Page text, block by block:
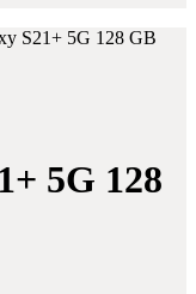
S21+ 5G 128 GB
5G 128